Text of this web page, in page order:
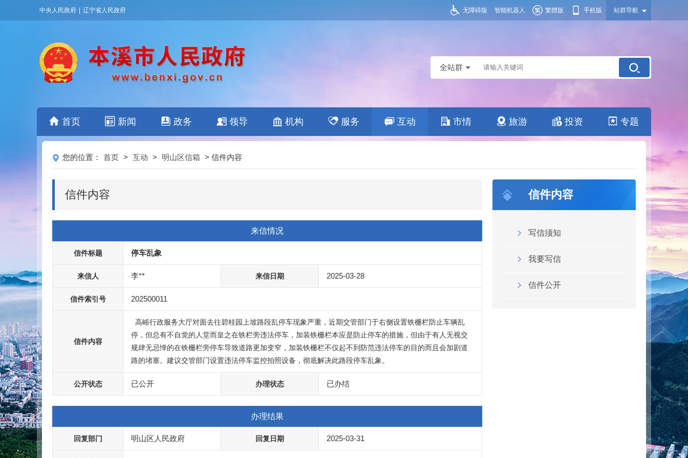
中央人民政府 辽宁省人民政府 站群导航
无障碍版 智能机器人 繁體版 手机版
首页 新闻 政务 领导 机构 服务 互动 市情 旅游 投资 专题
全站群
您的位置： 首页 > 互动 > 明山区信箱 > 信件内容
信件内容
写信须知
我要写信
信件公开
信件内容
来信情况
信件标题 停车乱象
来信人 李** 来信日期 2025-03-28
信件索引号 202500011
信件内容
停，但总有不自觉的人堂而皇之在铁栏旁违法停车，加装铁栅栏本应是防止停车的措施，但由于有人无视交
规肆无忌惮的在铁栅栏旁停车导致道路更加变窄，加装铁栅栏不仅起不到防范违法停车的目的而且会加剧道
路的堵塞。建议交管部门设置违法停车监控拍照设备，彻底解决此路段停车乱象。
公开状态 已公开 办理状态 已办结
办理结果
回复部门 明山区人民政府 回复日期 2025-03-31